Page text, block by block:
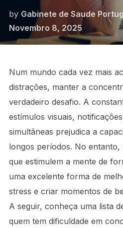
by Gabinete de Saude
Novembro 8, 2025
Num mundo cada vez mais
distrações, manter a
verdadeiro desafio. A
estímulos visuais,
simultâneas prejudica a
longos períodos. No entanto,
que estimulem a mente de
uma excelente forma de
stress e criar momentos de
A seguir, conheça uma lista
quem tem dificuldade em